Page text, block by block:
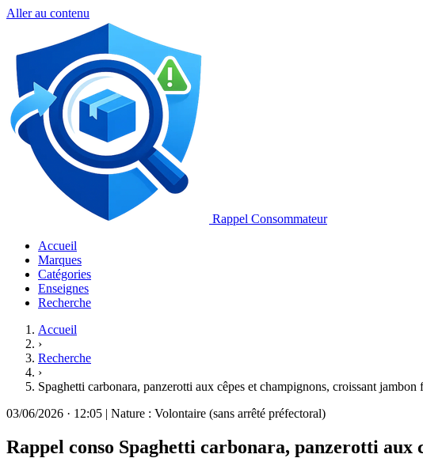
Aller au contenu
Rappel Consommateur
Accueil
Marques
Catégories
Enseignes
Recherche
Accueil
›
Recherche
›
Spaghetti carbonara, panzerotti aux cêpes et champignons, croissant jambon
03/06/2026 · 12:05 | Nature : Volontaire (sans arrêté préfectoral)
Rappel conso Spaghetti carbonara, panzerotti aux